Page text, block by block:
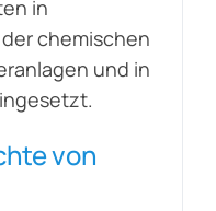
in
chemischen
und in
von